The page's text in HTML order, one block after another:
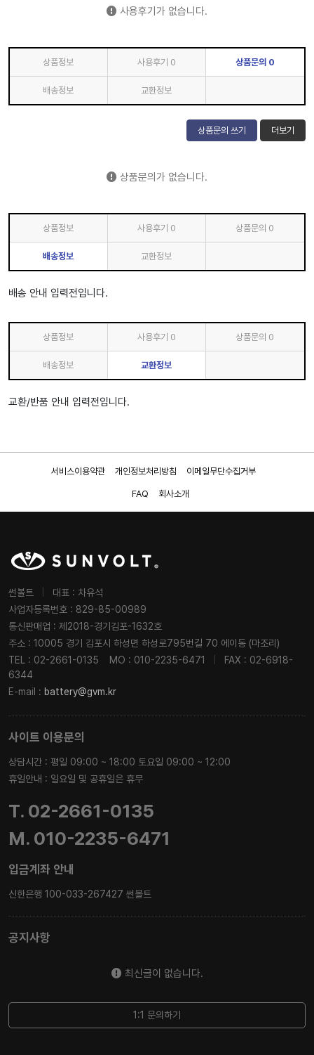
사용후기가 없습니다.
상품정보 사용후기 0 상품문의 0
배송정보 교환정보
상품문의 쓰기 더보기
상품문의가 없습니다.
상품정보 사용후기 0 상품문의 0
배송정보 교환정보
배송 안내 입력전입니다.
상품정보 사용후기 0 상품문의 0
배송정보 교환정보
교환/반품 안내 입력전입니다.
서비스이용약관 개인정보처리방침 이메일무단수집거부
FAQ 회사소개
썬볼트
대표 : 차유석
사업자등록번호 : 829-85-00989
통신판매업 : 제2018-경기김포-1632호
주소 : 10005 경기 김포시 하성면 하성로795번길 70 에이동 (마조리)
TEL : 02-2661-0135
MO : 010-2235-6471
FAX : 02-6918-
6344
E-mail : battery@gvm.kr
사이트 이용문의
상담시간 : 평일 09:00 ~ 18:00 토요일 09:00 ~ 12:00
휴일안내 : 일요일 및 공휴일은 휴무
T. 02-2661-0135
M. 010-2235-6471
입금계좌 안내
신한은행 100-033-267427 썬볼트
공지사항
최신글이 없습니다.
1:1 문의하기